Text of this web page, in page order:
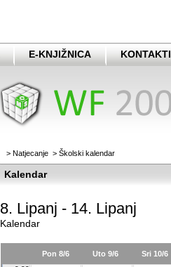
E-KNJIŽNICA KONTAKTI
> Natjecanje> Školski kalendar
Kalendar
8. Lipanj - 14. Lipanj
Kalendar
Pon 8/6 Uto 9/6 Sri 10/6